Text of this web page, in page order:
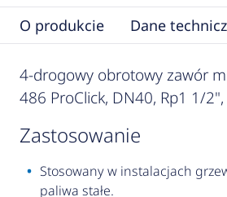
O produkcie Dane
4-drogowy obrotowy zawór
486 ProClick, DN40, Rp1 1/
zastosowanie
Stosowany w instalacjach
paliwa stałe.